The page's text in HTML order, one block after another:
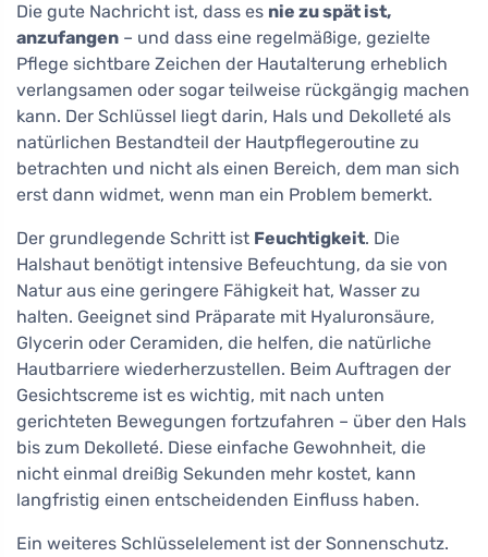
Die gute Nachricht ist, dass es nie zu spät ist,
anzufangen – und dass eine regelmäßige, gezielte
Pflege sichtbare Zeichen der Hautalterung erheblich
verlangsamen oder sogar teilweise rückgängig machen
kann. Der Schlüssel liegt darin, Hals und Dekolleté als
natürlichen Bestandteil der Hautpflegeroutine zu
betrachten und nicht als einen Bereich, dem man sich
erst dann widmet, wenn man ein Problem bemerkt.
Der grundlegende Schritt ist Feuchtigkeit. Die
Halshaut benötigt intensive Befeuchtung, da sie von
Natur aus eine geringere Fähigkeit hat, Wasser zu
halten. Geeignet sind Präparate mit Hyaluronsäure,
Glycerin oder Ceramiden, die helfen, die natürliche
Hautbarriere wiederherzustellen. Beim Auftragen der
Gesichtscreme ist es wichtig, mit nach unten
gerichteten Bewegungen fortzufahren – über den Hals
bis zum Dekolleté. Diese einfache Gewohnheit, die
nicht einmal dreißig Sekunden mehr kostet, kann
langfristig einen entscheidenden Einfluss haben.
Ein weiteres Schlüsselelement ist der Sonnenschutz.